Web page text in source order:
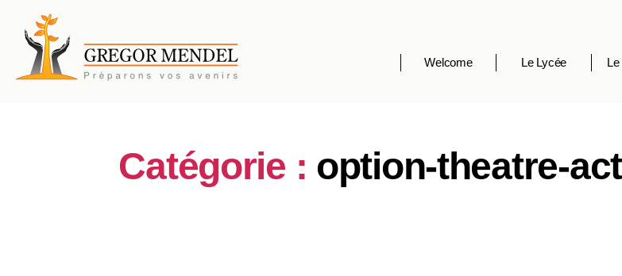
Welcome Le Lycée
Catégorie : option-theatre-